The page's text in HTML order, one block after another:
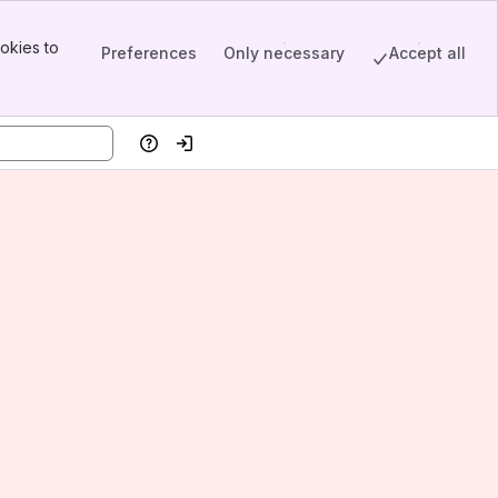
to
Preferences Only necessary Accept all
HelpLog in